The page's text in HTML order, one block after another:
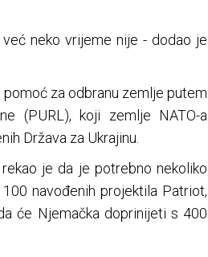
neko vrijeme nije - dodao je
za odbranu zemlje putem
(PURL), koji zemlje NATO-a
Država za Ukrajinu.
je da je potrebno nekoliko
navođenih projektila Patriot,
će Njemačka doprinijeti s 400